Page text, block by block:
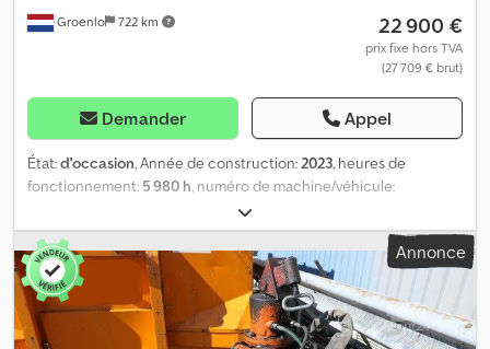
Groenlo 722 km 22 900 €
prix fixe hors TVA
(27 709 € brut)
Demander Appel
État:d'occasion, Année de construction:2023, heures de
fonctionnement: 5 980 h, numéro de machine/véhicule:
diesel
ch), fabricant de moteurs:John Deere, Domaine d'utilisation :
Construction Poids à vide : 2 075 kg Puissance du générateur :
105 kVA Dimensions de l’espace de chargement : 290 x 115 x 171
cm Contactez le groupe PFEIFER pour plus d’informations. Djdpfx
Absy N Ngfsyjck
Annonce